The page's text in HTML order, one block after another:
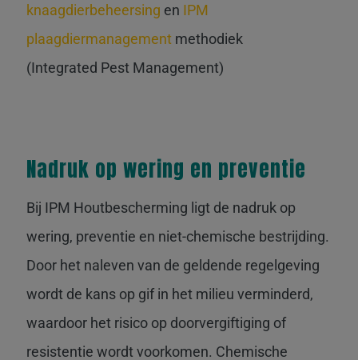
knaagdierbeheersing en IPM
plaagdiermanagement methodiek
(Integrated Pest Management)
Nadruk op wering en preventie
Bij IPM Houtbescherming ligt de nadruk op
wering, preventie en niet-chemische bestrijding.
Door het naleven van de geldende regelgeving
wordt de kans op gif in het milieu verminderd,
waardoor het risico op doorvergiftiging of
resistentie wordt voorkomen. Chemische